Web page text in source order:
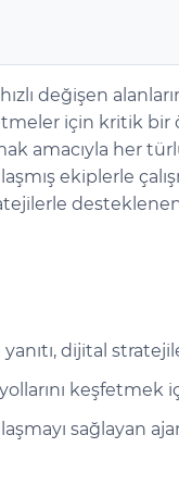
değişen
için kritik bir
amacıyla her
ekiplerle
dijital
keşfetmek
sağlayan